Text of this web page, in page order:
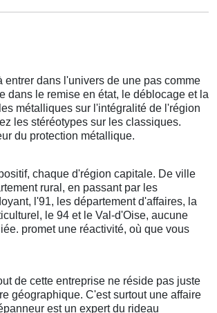
entrer dans l'univers de une pas comme
dans le remise en état, le déblocage et la
métalliques sur l'intégralité de l'région
les stéréotypes sur les classiques.
du protection métallique.
chaque d'région capitale. De ville
rural, en passant par les
l'91, les département d'affaires, la
le 94 et le Val-d'Oise, aucune
promet une réactivité, où que vous
de cette entreprise ne réside pas juste
géographique. C'est surtout une affaire
est un expert du rideau